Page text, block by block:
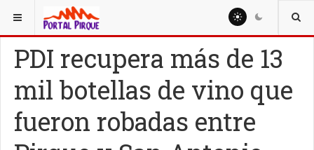
ESTÁ AQUÍ: NOTICIAS
PDI recupera más de 13
mil botellas de vino que
fueron robadas entre